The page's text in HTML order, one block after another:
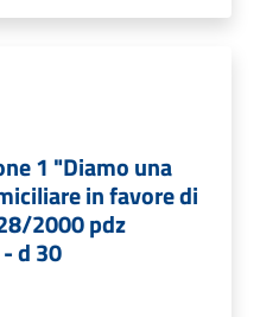
1 "Diamo una
in favore di
2000 pdz
d 30